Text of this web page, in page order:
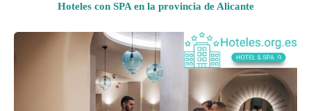
Hoteles con SPA en la provincia de Alicante